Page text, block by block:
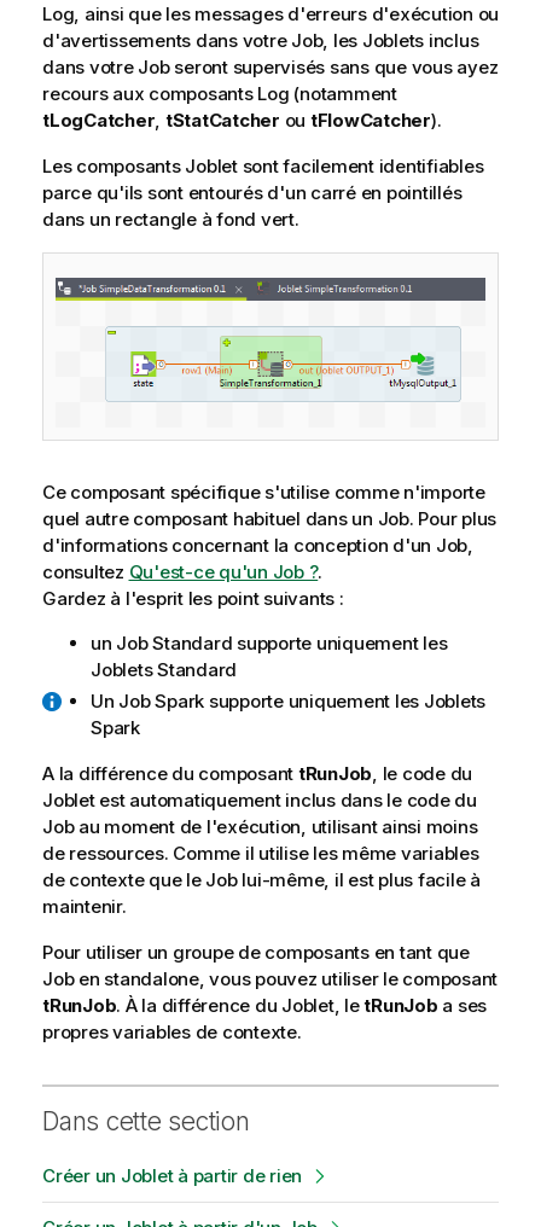
Log, ainsi que les messages d'erreurs d'exécution ou
d'avertissements dans votre Job, les Joblets inclus
dans votre Job seront supervisés sans que vous ayez
recours aux composants Log (notamment
tLogCatcher tStatCatcher ou tFlowCatcher).
Les composants Joblet sont facilement identifiables
parce qu'ils sont entourés d'un carré en pointillés
dans un rectangle à fond vert.
Ce composant spécifique s'utilise comme n'importe
quel autre composant habituel dans un Job. Pour plus
d'informations concernant la conception d'un Job,
consultez Qu'est-ce qu'un Job ?.
Gardez à l'esprit les point suivants :
un Job Standard supporte uniquement les
Joblets Standard
Un Job Spark supporte uniquement les Joblets
Spark
A la différence du composant tRunJob , le code du
Joblet est automatiquement inclus dans le code du
Job au moment de l'exécution, utilisant ainsi moins
de ressources. Comme il utilise les même variables
de contexte que le Job lui-même, il est plus facile à
maintenir.
Pour utiliser un groupe de composants en tant que
Job en standalone, vous pouvez utiliser le composant
tRunJob. À la différence du Joblet, letRunJob a ses
propres variables de contexte.
Dans cette section
Créer un Joblet à partir de rien